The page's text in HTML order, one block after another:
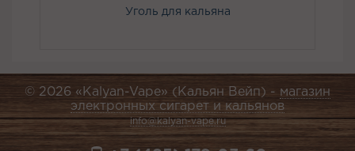
Уголь для кальяна
© 2026 «Kalyan-Vape» (Кальян Вейп) - магазин
электронных сигарет и кальянов
info@kalyan-vape.ru